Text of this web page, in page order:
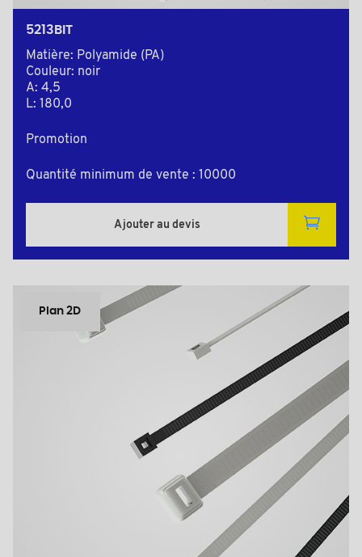
5213BIT
Matière: Polyamide (PA)
Couleur: noir
A: 4,5
L: 180,0
Promotion
Quantité minimum de vente : 10000
Ajouter au devis
Plan 2D